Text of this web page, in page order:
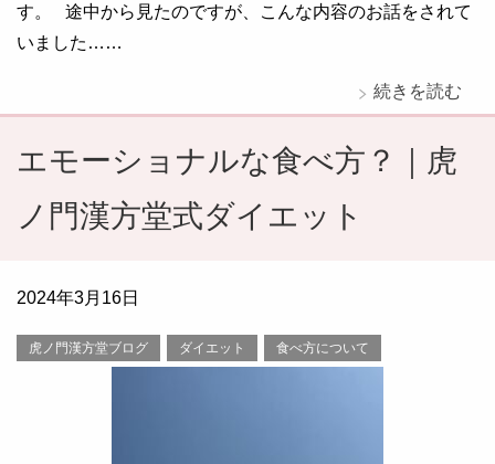
す。 途中から見たのですが、こんな内容のお話をされて
いました……
続きを読む
エモーショナルな食べ方？｜虎
ノ門漢方堂式ダイエット
2024年3月16日
虎ノ門漢方堂ブログ ダイエット 食べ方について